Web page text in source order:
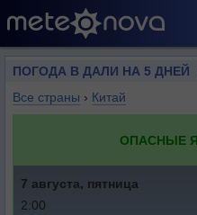
ПОГОДА В ДАЛИ НА 5 ДНЕЙ
Все страны › Китай
ОПАСНЫЕ
7 августа, пятница
2:00